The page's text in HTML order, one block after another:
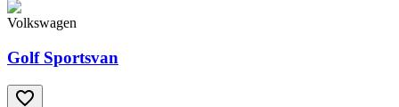
Volkswagen
Golf Sportsvan